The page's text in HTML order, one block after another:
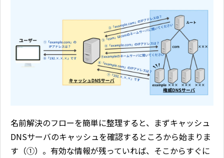
名前解決のフローを簡単に整理すると、まずキャッシュ
DNSサーバのキャッシュを確認するところから始まりま
す（①）。有効な情報が残っていれば、そこからすぐに